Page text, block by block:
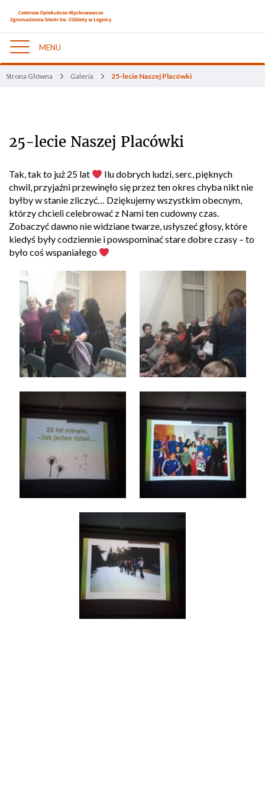
Nawigacja
MENU
Strona Główna Galeria 25-lecie Naszej Placówki
25-lecie Naszej Placówki
Tak, tak to już 25 lat
Ilu dobrych ludzi, serc, pięknych
chwil, przyjaźni przewinęło się przez ten okres chyba nikt nie
byłby w stanie zliczyć… Dziękujemy wszystkim obecnym,
którzy chcieli celebrować z Nami ten cudowny czas.
Zobaczyć dawno nie widziane twarze, usłyszeć głosy, które
kiedyś były codziennie i powspominać stare dobre czasy – to
było coś wspaniałego